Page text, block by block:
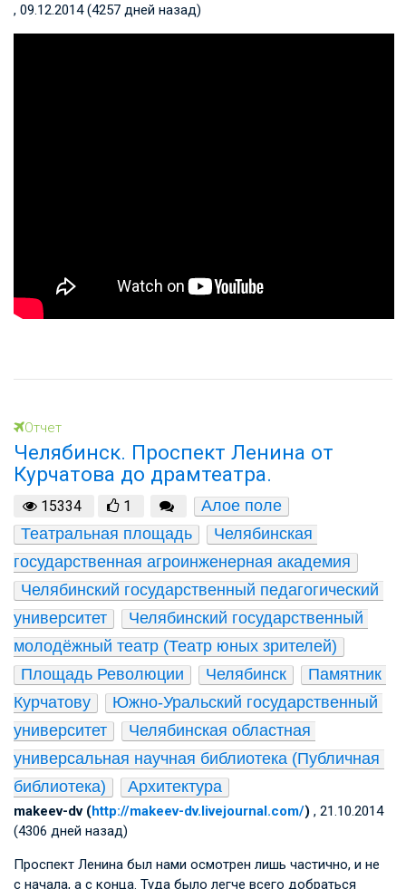
, 09.12.2014 (4257 дней назад)
Отчет
Челябинск. Проспект Ленина от
Курчатова до драмтеатра.
15334 1
Алое поле
Театральная площадь
Челябинская
государственная агроинженерная академия
Челябинский государственный педагогический
университет
Челябинский государственный
молодёжный театр (Театр юных зрителей)
Площадь Революции
Челябинск
Памятник
Курчатову
Южно-Уральский государственный
университет
Челябинская областная
универсальная научная библиотека (Публичная
библиотека)
Архитектура
makeev-dv (http://makeev-dv.livejournal.com/) , 21.10.2014
(4306 дней назад)
Проспект Ленина был нами осмотрен лишь частично, и не
с начала, а с конца. Туда было легче всего добраться